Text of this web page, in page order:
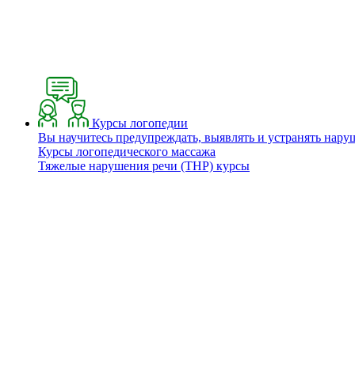
Курсы логопедии
Вы научитесь предупреждать, выявлять и устранять
Курсы логопедического массажа
Тяжелые нарушения речи (ТНР) курсы